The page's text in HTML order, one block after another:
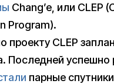
Chang’e, или CLEP
Program).
проекту CLEP
Последней успешно
парные